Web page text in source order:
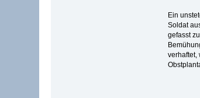
Ein
Soldat
gefasst
verhaftet,